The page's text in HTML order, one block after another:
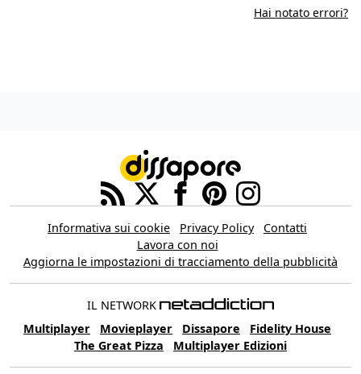
Hai notato errori?
Informativa sui cookie Privacy Policy
Contatti
Lavora con noi
Aggiorna le impostazioni di tracciamento della pubblicità
IL NETWORK
Multiplayer
Movieplayer Dissapore
Fidelity House
The Great Pizza
Multiplayer Edizioni